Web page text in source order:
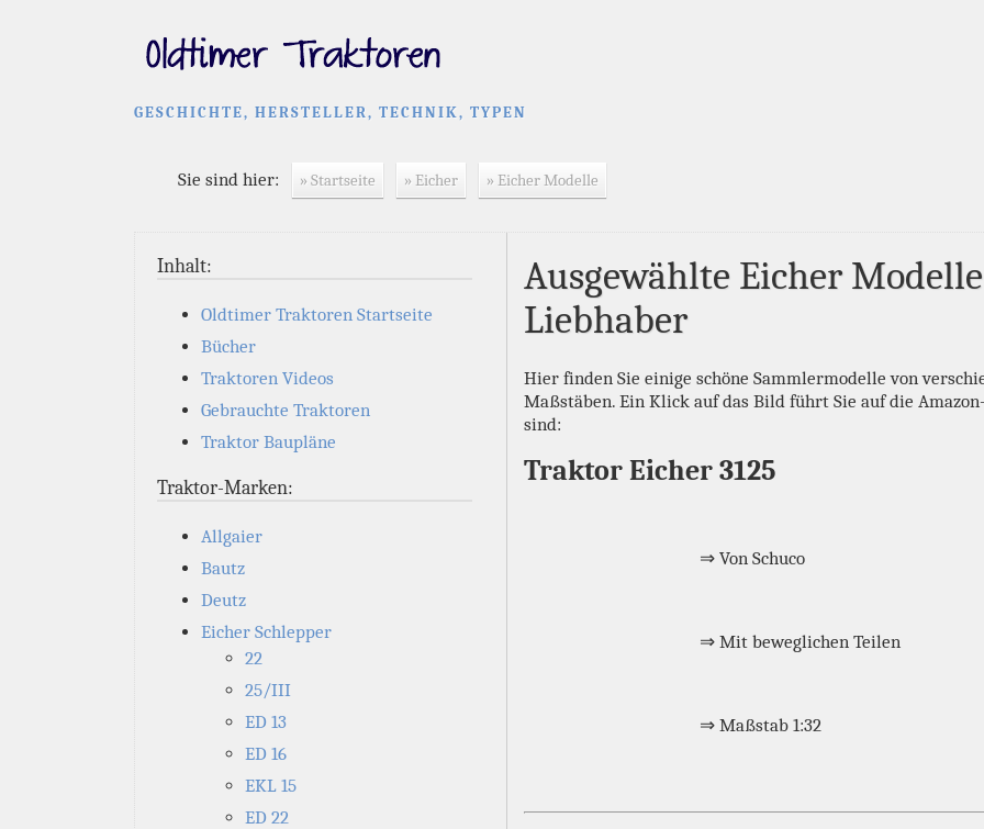
GESCHICHTE, HERSTELLER, TECHNIK, TYPEN
Sie sind hier: » Startseite » Eicher » Eicher Modelle
Inhalt:
Oldtimer Traktoren Startseite
Bücher
Traktoren Videos
Gebrauchte Traktoren
Traktor Baupläne
Traktor-Marken:
Allgaier
Bautz
Deutz
Eicher Schlepper
22
25/III
ED 13
ED 16
EKL 15
ED 22
Ausgewählte Eicher
Liebhaber
Hier finden Sie einige schöne Sammlermodelle von
Maßstäben. Ein Klick auf das Bild führt Sie auf die
sind:
Traktor Eicher 3125
⇒ Von Schuco
⇒ Mit beweglichen Teilen
⇒ Maßstab 1:32